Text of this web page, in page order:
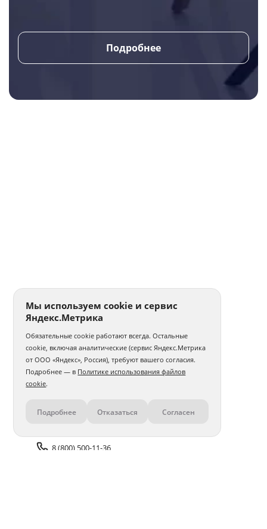
Подробнее
Контакты
8 (800) 500-11-36
Мы используем cookie и сервис
Яндекс.Метрика
Обязательные cookie работают всегда. Остальные
cookie, включая аналитические (сервис Яндекс.Метрика
от ООО «Яндекс», Россия), требуют вашего согласия.
Подробнее — в Политике использования файлов
cookie.
Подробнее Отказаться Согласен